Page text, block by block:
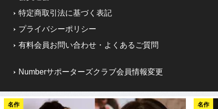
特定商取引法に基づく表記
プライバシーポリシー
有料会員お問い合わせ・よくあるご質問
Numberサポーターズクラブ会員情報変更
名作 名作